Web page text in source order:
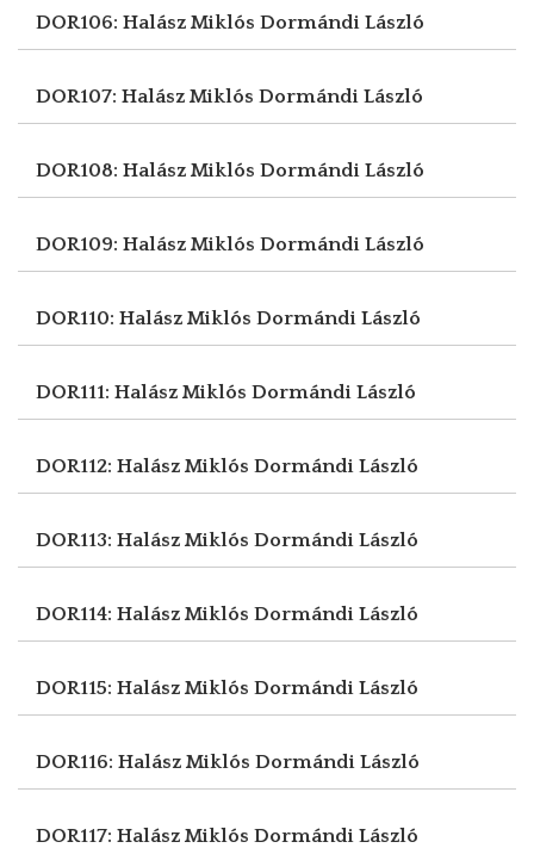
DOR106: Halász Miklós Dormándi László
DOR107: Halász Miklós Dormándi László
DOR108: Halász Miklós Dormándi László
DOR109: Halász Miklós Dormándi László
DOR110: Halász Miklós Dormándi László
DOR111: Halász Miklós Dormándi László
DOR112: Halász Miklós Dormándi László
DOR113: Halász Miklós Dormándi László
DOR114: Halász Miklós Dormándi László
DOR115: Halász Miklós Dormándi László
DOR116: Halász Miklós Dormándi László
DOR117: Halász Miklós Dormándi László